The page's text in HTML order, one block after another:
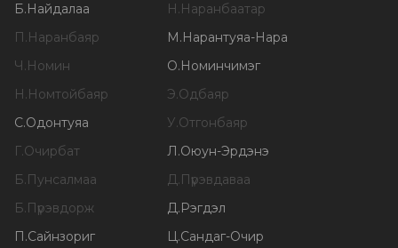
Б.Найдалаа Н.Наранбаатар
П.Наранбаяр М.Нарантуяа-Нара
Ч.Номин О.Номинчимэг
Н.Номтойбаяр Э.Одбаяр
С.Одонтуяа У.Отгонбаяр
Г.Очирбат Л.Оюун-Эрдэнэ
Б.Пунсалмаа Д.Пүрэвдаваа
Б.Пүрэвдорж Д.Рэгдэл
П.Сайнзориг Ц.Сандаг-Очир